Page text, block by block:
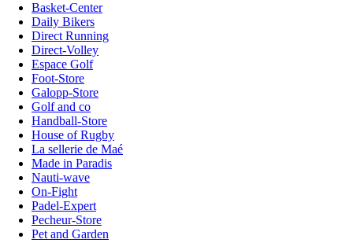
Basket-Center
Daily Bikers
Direct Running
Direct-Volley
Espace Golf
Foot-Store
Galopp-Store
Golf and co
Handball-Store
House of Rugby
La sellerie de Maé
Made in Paradis
Nauti-wave
On-Fight
Padel-Expert
Pecheur-Store
Pet and Garden